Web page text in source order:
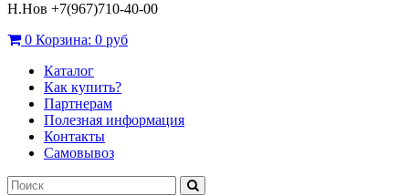
Н.Нов +7(967)710-40-00
0 Корзина: 0 руб
Каталог
Как купить?
Партнерам
Полезная информация
Контакты
Самовывоз